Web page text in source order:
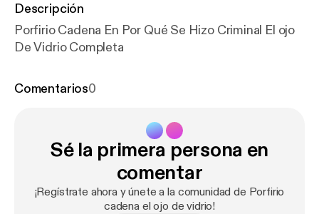
Descripción
Porfirio Cadena En Por Qué Se Hizo Criminal El ojo
De Vidrio Completa
Comentarios0
Sé la primera persona en
comentar
¡Regístrate ahora y únete a la comunidad de Porfirio
cadena el ojo de vidrio!